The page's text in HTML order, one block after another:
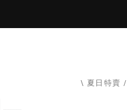
\ 夏日特賣 /